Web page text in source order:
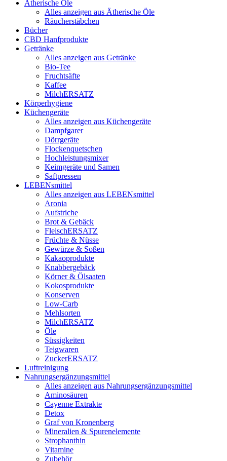
Ätherische Öle
Alles anzeigen aus Ätherische Öle
Räucherstäbchen
Bücher
CBD Hanfprodukte
Getränke
Alles anzeigen aus Getränke
Bio-Tee
Fruchtsäfte
Kaffee
MilchERSATZ
Körperhygiene
Küchengeräte
Alles anzeigen aus Küchengeräte
Dampfgarer
Dörrgeräte
Flockenquetschen
Hochleistungsmixer
Keimgeräte und Samen
Saftpressen
LEBENsmittel
Alles anzeigen aus LEBENsmittel
Aronia
Aufstriche
Brot & Gebäck
FleischERSATZ
Früchte & Nüsse
Gewürze & Soßen
Kakaoprodukte
Knabbergebäck
Körner & Ölsaaten
Kokosprodukte
Konserven
Low-Carb
Mehlsorten
MilchERSATZ
Öle
Süssigkeiten
Teigwaren
ZuckerERSATZ
Luftreinigung
Nahrungsergänzungsmittel
Alles anzeigen aus Nahrungsergänzungsmittel
Aminosäuren
Cayenne Extrakte
Detox
Graf von Kronenberg
Mineralien & Spurenelemente
Strophanthin
Vitamine
Zubehör